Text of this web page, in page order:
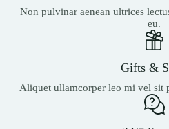
Non pulvinar aenean ultrices
eu.
Gifts &
Aliquet ullamcorper leo mi vel sit